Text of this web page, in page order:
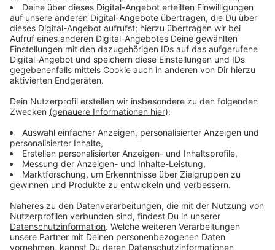
Schneidmühle, Mühlener Brücke, Salmstraße, Rosental
und Stolberg Rathaus. Der Stolberger Hauptbahnhof
bekommt ebenfalls eine Anlage, damit insbesondere
Fahrgäste, die vom Zug in den Bus umsteigen, aktuelle
Infos zu den nächsten Abfahrten haben. Außerdem ist
vorgesehen im Stolberger Rathaus am Standort
Nachtigällchen und im Bethlehem-Krankenhaus zwei
Inhouse-Anlagen zu installieren.
Angezeigt werden die jeweils nächsten Busabfahrten
mit Angabe von Linie, Ziel und Wartezeit in Minuten bis
zur Abfahrt des Busses. Die Echtzeitinformationen
werden über das zentrale Betriebsleitsystem der
ASEAG zur Verfügung gestellt und per Mobilfunk an
die DFI-Anlagen übermittelt.
An den Haltestellen Schneidmühle und Stolberg-